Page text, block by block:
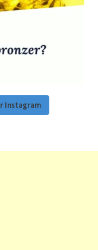
Instagram